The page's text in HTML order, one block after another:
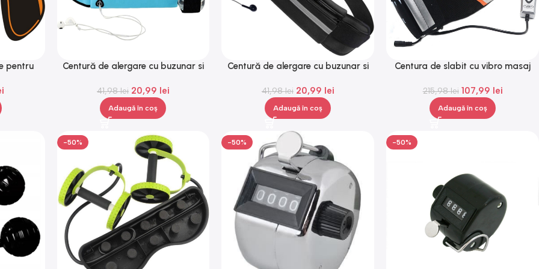
pentru
Centură de alergare cu buzunar si
41,98lei 20,99 lei
Adaugă în coș
Centură de alergare cu buzunar si
41,98lei 20,99 lei
Adaugă în coș
Centura de slabit cu vibro masaj
negru
215,98lei 107,99 lei
Adaugă în coș
-50% -50% -50%